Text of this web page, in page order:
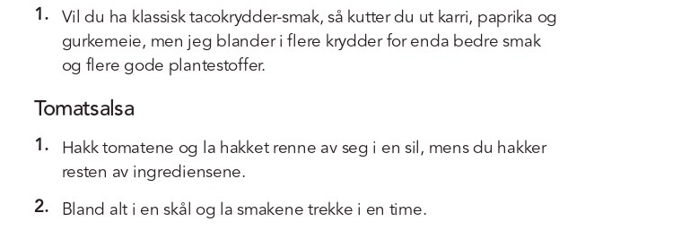
1. Vil du ha klassisk tacokrydder-smak, så kutter du ut karri, paprika og
gurkemeie, men jeg blander i flere krydder for enda bedre smak
og flere gode plantestoffer.
Tomatsalsa
1. Hakk tomatene og la hakket renne av seg i en sil, mens du hakker
resten av ingrediensene.
2. Bland alt i en skål og la smakene trekke i en time.